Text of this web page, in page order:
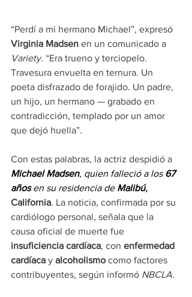
“Perdí a mi hermano Michael”, expresó
Virginia Madsen en un comunicado a
Variety. “Era trueno y terciopelo.
Travesura envuelta en ternura. Un
poeta disfrazado de forajido. Un padre,
un hijo, un hermano — grabado en
contradicción, templado por un amor
que dejó huella”.
Con estas palabras, la actriz despidió a
Michael Madsen, quien falleció a los 67
años en su residencia de Malibú,
California. La noticia, confirmada por su
cardiólogo personal, señala que la
causa oficial de muerte fue
insuficiencia cardíaca, con enfermedad
cardíaca y alcoholismo como factores
contribuyentes, según informó NBCLA.